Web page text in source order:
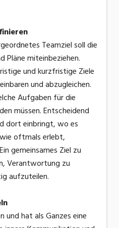
Teamziel soll die
Pläne miteinbeziehen.
und kurzfristige Ziele
und abzugleichen.
Aufgaben für die
müssen. Entscheidend
dort einbringt, wo es
oftmals erlebt,
gemeinsames Ziel zu
Verantwortung zu
aufzuteilen.
und hat als Ganzes eine